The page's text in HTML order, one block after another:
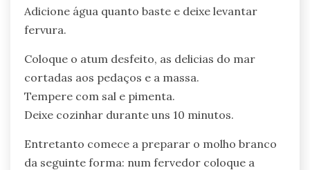
Adicione água quanto baste e deixe levantar
fervura.
Coloque o atum desfeito, as delicias do mar
cortadas aos pedaços e a massa.
Tempere com sal e pimenta.
Deixe cozinhar durante uns 10 minutos.
Entretanto comece a preparar o molho branco
da seguinte forma: num fervedor coloque a